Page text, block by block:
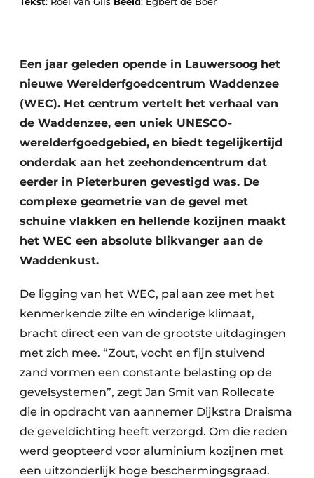
Podcasts
Vacatures
Video’s
Een jaar geleden opende in Lauwersoog het
nieuwe Werelderfgoedcentrum Waddenzee
(WEC). Het centrum vertelt het verhaal van
de Waddenzee, een uniek UNESCO-
werelderfgoedgebied, en biedt tegelijkertijd
onderdak aan het zeehondencentrum dat
eerder in Pieterburen gevestigd was. De
complexe geometrie van de gevel met
schuine vlakken en hellende kozijnen maakt
het WEC een absolute blikvanger aan de
Waddenkust.
De ligging van het WEC, pal aan zee met het
kenmerkende zilte en winderige klimaat,
bracht direct een van de grootste uitdagingen
met zich mee. “Zout, vocht en fijn stuivend
zand vormen een constante belasting op de
gevelsystemen”, zegt Jan Smit van Rollecate
die in opdracht van aannemer Dijkstra Draisma
de geveldichting heeft verzorgd. Om die reden
werd geopteerd voor aluminium kozijnen met
een uitzonderlijk hoge beschermingsgraad.